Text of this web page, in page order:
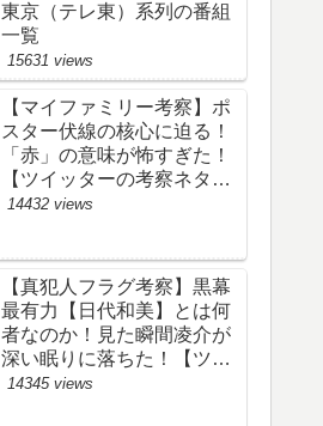
東京（テレ東）系列の番組
一覧
15631 views
【マイファミリー考察】ポ
スター伏線の核心に迫る！
「赤」の意味が怖すぎた！
【ツイッターの考察ネタバ
レ評価黒幕評判感想批判原
14432 views
【真犯人フラグ考察】黒幕
最有力【日代和美】とは何
者なのか！見た瞬間凌介が
深い眠りに落ちた！【ツイ
ッターの考察ネタバレ感想
14345 views